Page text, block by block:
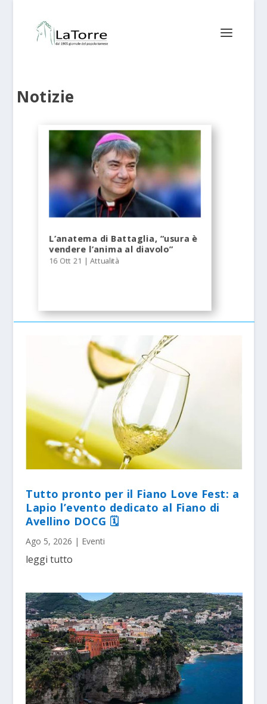
Notizie
L’anatema di Battaglia, “usura è
vendere l’anima al diavolo”
16 Ott 21 |Attualità
Tutto pronto per il Fiano Love Fest: a
Lapio l’evento dedicato al Fiano di
Avellino DOCG 🗓
Ago 5, 2026 | Eventi
leggi tutto